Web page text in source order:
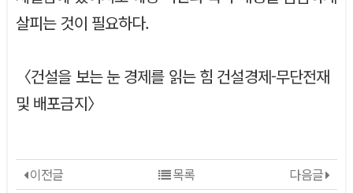
살피는 것이 필요하다.
〈건설을 보는 눈 경제를 읽는 힘 건설경제-무단전재
및 배포금지〉
이전글 다음글
목록